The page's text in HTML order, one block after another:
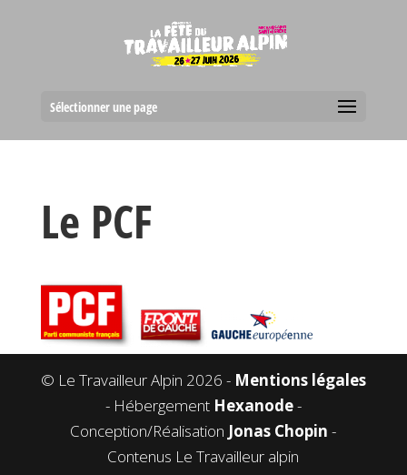
Sélectionner une page
Le PCF
© Le Travailleur Alpin 2026 - Mentions légales
- Hébergement Hexanode-
Conception/Réalisation Jonas Chopin -
Contenus Le Travailleur alpin